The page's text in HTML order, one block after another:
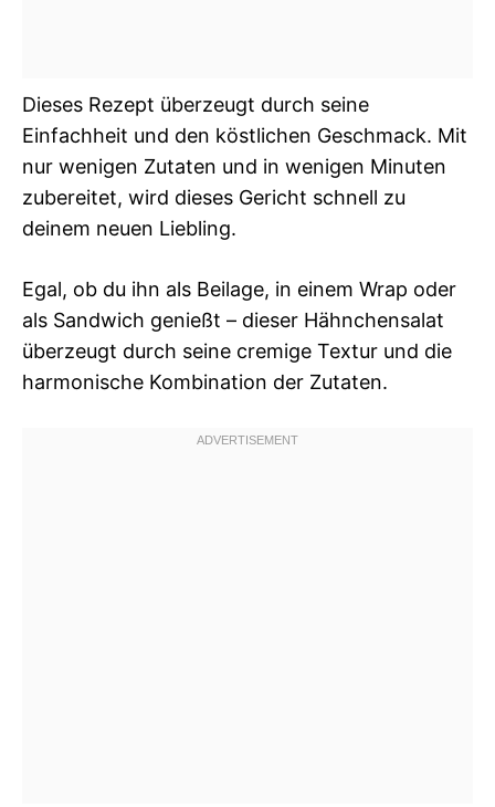
Dieses Rezept überzeugt durch seine
Einfachheit und den köstlichen Geschmack. Mit
nur wenigen Zutaten und in wenigen Minuten
zubereitet, wird dieses Gericht schnell zu
deinem neuen Liebling.
Egal, ob du ihn als Beilage, in einem Wrap oder
als Sandwich genießt – dieser Hähnchensalat
überzeugt durch seine cremige Textur und die
harmonische Kombination der Zutaten.